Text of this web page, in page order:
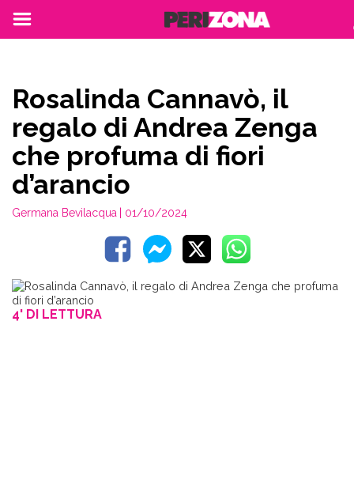
Rosalinda Cannavò, il
regalo di Andrea Zenga
che profuma di fiori
d’arancio
Germana Bevilacqua | 01/10/2024
4' DI LETTURA